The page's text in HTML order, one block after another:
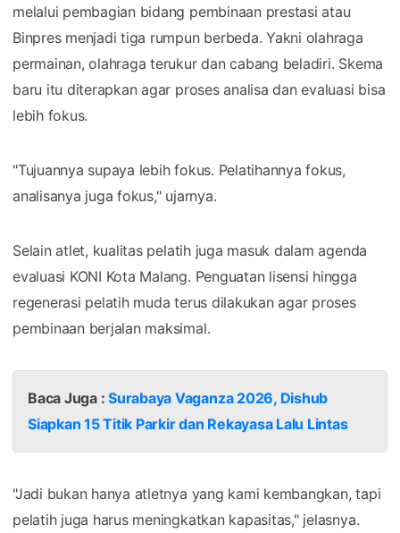
melalui pembagian bidang pembinaan prestasi atau
Binpres menjadi tiga rumpun berbeda. Yakni olahraga
permainan, olahraga terukur dan cabang beladiri. Skema
baru itu diterapkan agar proses analisa dan evaluasi bisa
lebih fokus.
"Tujuannya supaya lebih fokus. Pelatihannya fokus,
analisanya juga fokus," ujarnya.
Selain atlet, kualitas pelatih juga masuk dalam agenda
evaluasi KONI Kota Malang. Penguatan lisensi hingga
regenerasi pelatih muda terus dilakukan agar proses
pembinaan berjalan maksimal.
Baca Juga :Surabaya Vaganza 2026, Dishub
Siapkan 15 Titik Parkir dan Rekayasa Lalu Lintas
"Jadi bukan hanya atletnya yang kami kembangkan, tapi
pelatih juga harus meningkatkan kapasitas," jelasnya.